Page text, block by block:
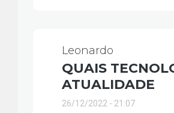
Leonardo
QUAIS
ATUALIDADE
26/12/2022 - 21:07